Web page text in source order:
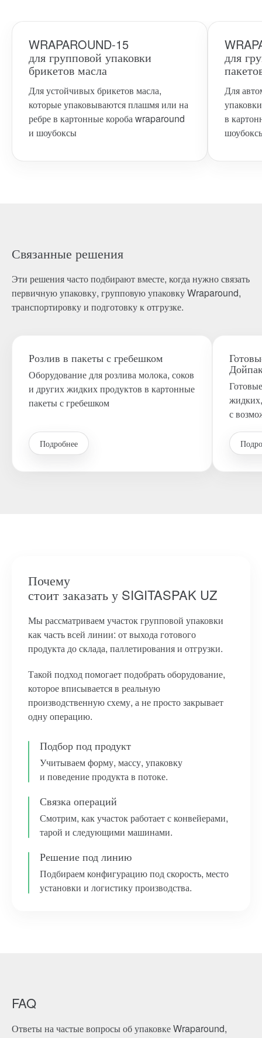
WRAPAROUND-15
для групповой упаковки
брикетов масла
Для устойчивых брикетов масла,
которые упаковываются плашмя или на
ребре в картонные короба wraparound
и шоубоксы
для
Для
в
Связанные решения
Эти решения часто подбирают вместе, когда нужно связать
первичную упаковку, групповую упаковку Wraparound,
транспортировку и подготовку к отгрузке.
Розлив в пакеты с гребешком
Оборудование для розлива молока, соков
и других жидких продуктов в картонные
пакеты с гребешком
Подробнее
с
Почему
стоит заказать у SIGITASPAK UZ
Мы рассматриваем участок групповой упаковки
как часть всей линии: от выхода готового
продукта до склада, паллетирования и отгрузки.
Такой подход помогает подобрать оборудование,
которое вписывается в реальную
производственную схему, а не просто закрывает
одну операцию.
Подбор под продукт
Учитываем форму, массу, упаковку
и поведение продукта в потоке.
Связка операций
Смотрим, как участок работает с конвейерами,
тарой и следующими машинами.
Решение под линию
Подбираем конфигурацию под скорость, место
установки и логистику производства.
FAQ
Ответы на частые вопросы об упаковке Wraparound,